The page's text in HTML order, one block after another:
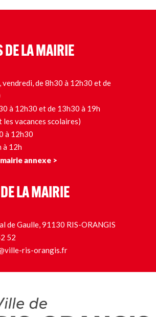
DE LA MAIRIE
vendredi, de 8h30 à 12h30 et de
à 12h30 et de 13h30 à 19h
les vacances scolaires)
à 12h30
à 12h
annexe >
LA MAIRIE
de Gaulle, 91130 RIS-ORANGIS
52
ris-orangis.fr